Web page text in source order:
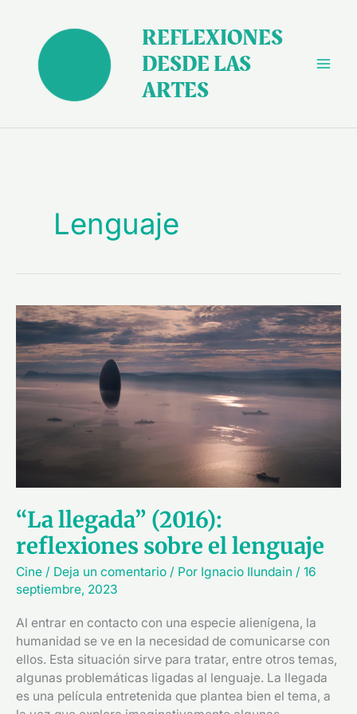
contenido
REFLEXIONES
DESDE LAS
ARTES
Lenguaje
“La llegada” (2016):
reflexiones sobre el lenguaje
Cine / Deja un comentario / Por Ignacio Ilundain / 16
septiembre, 2023
Al entrar en contacto con una especie alienígena, la
humanidad se ve en la necesidad de comunicarse con
ellos. Esta situación sirve para tratar, entre otros temas,
algunas problemáticas ligadas al lenguaje. La llegada
es una película entretenida que plantea bien el tema, a
“La
llegada”
(2016):
reflexiones
sobre
lenguaje